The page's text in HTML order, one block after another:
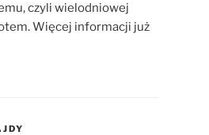
czyli wielodniowej
Więcej informacji już